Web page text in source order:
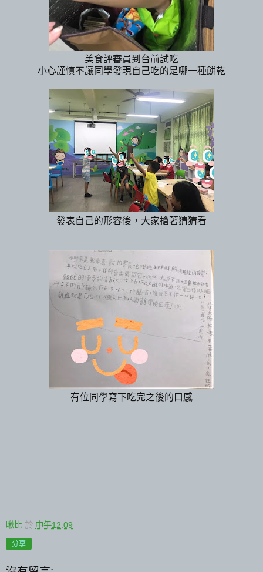
美食評審員到台前試吃
小心謹慎不讓同學發現自己吃的是哪一種餅乾
發表自己的形容後，大家搶著猜猜看
有位同學寫下吃完之後的口感
啾比 於 中午12:09
分享